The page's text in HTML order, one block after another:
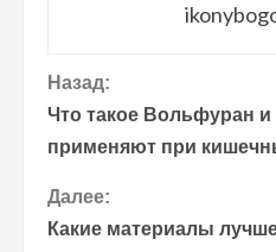
П
р
о
д
Назад:
Что такое Вольфуран и
применяют при
Далее:
Какие материалы